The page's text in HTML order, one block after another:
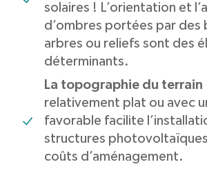
solaires ! L’orientation et
d’ombres portées par des
arbres ou reliefs sont des
déterminants.
La topographie du terrain
relativement plat ou avec
favorable facilite
structures
coûts d’aménagement.